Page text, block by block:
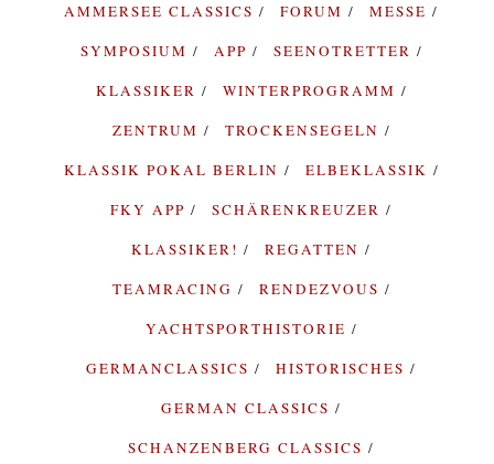
AMMERSEE CLASSICS
FORUM
MESSE
SYMPOSIUM
APP
SEENOTRETTER
KLASSIKER
WINTERPROGRAMM
ZENTRUM
TROCKENSEGELN
KLASSIK POKAL BERLIN
ELBEKLASSIK
FKY APP
SCHÄRENKREUZER
KLASSIKER!
REGATTEN
TEAMRACING
RENDEZVOUS
YACHTSPORTHISTORIE
GERMANCLASSICS
HISTORISCHES
GERMAN CLASSICS
SCHANZENBERG CLASSICS